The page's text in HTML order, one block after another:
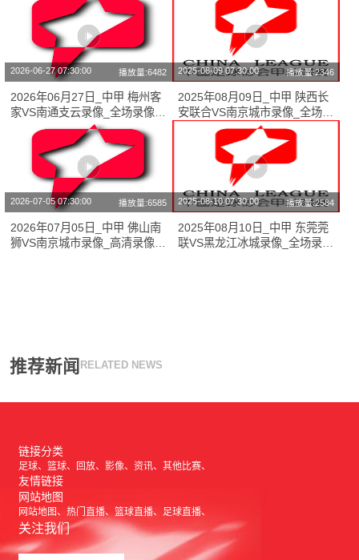
2026-06-27 07:30:00 播放量:6482
2026年06月27日_中甲 梅州客
家VS南通支云录像_全场录像
【全场回放】
2025-08-09 07:30:00 播放量:2346
2025年08月09日_中甲 陕西长
安联合VS南京城市录像_全场录
像【高清回放】
2026-07-05 07:30:00 播放量:6585
2026年07月05日_中甲 佛山南
狮VS南京城市录像_高清录像
2025-08-10 07:30:00 播放量:2584
2025年08月10日_中甲 东莞莞
联VS黑龙江冰城录像_全场录像
推荐新闻 RELATED NEWS
链接分类
足球 篮球 回放 影像 资讯 其他比赛
友情链接
网站地图
网站地图 热门直播 篮球直播 足球直播
关注我们